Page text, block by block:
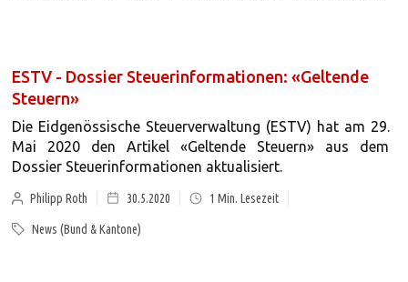
ESTV - Dossier Steuerinformationen: «Geltende
Steuern»
Die Eidgenössische Steuerverwaltung (ESTV) hat am 29.
Mai 2020 den Artikel «Geltende Steuern» aus dem
Dossier Steuerinformationen aktualisiert.
Philipp Roth 30.5.2020 1 Min. Lesezeit
News (Bund & Kantone)